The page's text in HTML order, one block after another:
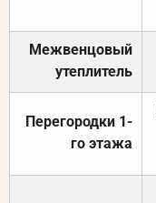
Межвенцовый
утеплитель
Перегородки 1-
го этажа